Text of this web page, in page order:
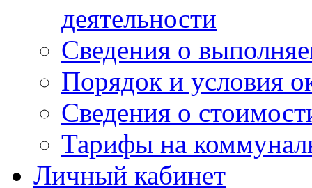
деятельности
Сведения о
Порядок и условия
Сведения о
Тарифы на
Личный кабинет